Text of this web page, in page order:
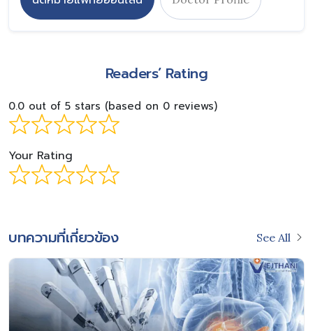
Readers’ Rating
0.0 out of 5 stars (based on 0 reviews)
Your Rating
บทความที่เกี่ยวข้อง See All